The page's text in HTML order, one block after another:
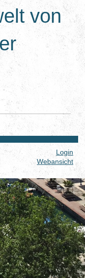
von
Login
Webansicht